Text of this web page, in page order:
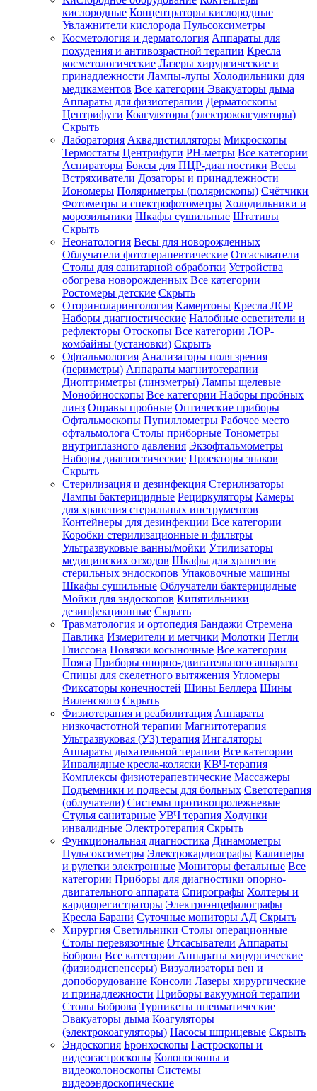
Зарегистрироваться
Зачем
регистрироваться?
Все
покупки
одном
месте
Личный
менеджер
Отслеживание
статуса
заказа
кислородные Концентраторы кислородные
Увлажнители кислорода Пульсоксиметры
Косметология и дерматология Аппараты для
похудения и антивозрастной терапии Кресла
косметологические Лазеры хирургические и
принадлежности Лампы-лупы Холодильники для
медикаментов Все категории Эвакуаторы дыма
Аппараты для физиотерапии Дерматоскопы
Центрифуги Коагуляторы (электрокоагуляторы)
Скрыть
Лаборатория Аквадистилляторы Микроскопы
Термостаты Центрифуги PH-метры Все категории
Аспираторы Боксы для ПЦР-диагностики Весы
Встряхиватели Дозаторы и принадлежности
Иономеры Поляриметры (полярископы) Счётчики
Фотометры и спектрофотометры Холодильники и
морозильники Шкафы сушильные Штативы
Скрыть
Неонатология Весы для новорожденных
Облучатели фототерапевтические Отсасыватели
Столы для санитарной обработки Устройства
обогрева новорожденных Все категории
Ростомеры детские Скрыть
Оториноларингология Камертоны Кресла ЛОР
Наборы диагностические Налобные осветители и
рефлекторы Отоскопы Все категории ЛОР-
комбайны (установки) Скрыть
Офтальмология Анализаторы поля зрения
(периметры) Аппараты магнитотерапии
Диоптриметры (линзметры) Лампы щелевые
Монобиноскопы Все категории Наборы пробных
линз Оправы пробные Оптические приборы
Офтальмоскопы Пупиллометры Рабочее место
офтальмолога Столы приборные Тонометры
внутриглазного давления Экзофтальмометры
Наборы диагностические Проекторы знаков
Скрыть
Стерилизация и дезинфекция Стерилизаторы
Лампы бактерицидные Рециркуляторы Камеры
для хранения стерильных инструментов
Контейнеры для дезинфекции Все категории
Коробки стерилизационные и фильтры
Ультразвуковые ванны/мойки Утилизаторы
медицинских отходов Шкафы для хранения
стерильных эндоскопов Упаковочные машины
Шкафы сушильные Облучатели бактерицидные
Мойки для эндоскопов Кипятильники
дезинфекционные Скрыть
Травматология и ортопедия Бандажи Стремена
Павлика Измерители и метчики Молотки Петли
Глиссона Повязки косыночные Все категории
Пояса Приборы опорно-двигательного аппарата
Спицы для скелетного вытяжения Угломеры
Фиксаторы конечностей Шины Беллера Шины
Виленского Скрыть
Физиотерапия и реабилитация Аппараты
низкочастотной терапии Магнитотерапия
Ультразвуковая (УЗ) терапия Ингаляторы
Аппараты дыхательной терапии Все категории
Инвалидные кресла-коляски КВЧ-терапия
Комплексы физиотерапевтические Массажеры
Подъемники и подвесы для больных Светотерапия
(облучатели) Системы противопролежневые
Стулья санитарные УВЧ терапия Ходунки
инвалидные Электротерапия Скрыть
Функциональная диагностика Динамометры
Пульсоксиметры Электрокардиографы Калиперы
и рулетки электронные Мониторы фетальные Все
категории Приборы для диагностики опорно-
двигательного аппарата Спирографы Холтеры и
кардиорегистраторы Электроэнцефалографы
Кресла Барани Суточные мониторы АД Скрыть
Хирургия Светильники Столы операционные
Столы перевязочные Отсасыватели Аппараты
Боброва Все категории Аппараты хирургические
(физиодиспенсеры) Визуализаторы вен и
допоборудование Консоли Лазеры хирургические
и принадлежности Приборы вакуумной терапии
Столы Боброва Турникеты пневматические
Эвакуаторы дыма Коагуляторы
(электрокоагуляторы) Насосы шприцевые Скрыть
Эндоскопия Бронхоскопы Гастроскопы и
видеогастроскопы Колоноскопы и
видеоколоноскопы Системы
видеоэндоскопические